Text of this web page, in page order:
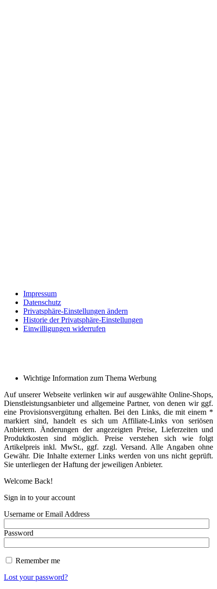
Impressum
Datenschutz
Privatsphäre-Einstellungen ändern
Historie der Privatsphäre-Einstellungen
Einwilligungen widerrufen
Wichtige Information zum Thema Werbung
Auf unserer Webseite verlinken wir auf ausgewählte Online-Shops,
Dienstleistungsanbieter und allgemeine Partner, von denen wir ggf.
eine Provisionsvergütung erhalten. Bei den Links, die mit einem *
markiert sind, handelt es sich um Affiliate-Links von seriösen
Anbietern. Änderungen der angezeigten Preise, Lieferzeiten und
Produktkosten sind möglich. Preise verstehen sich wie folgt
Artikelpreis inkl. MwSt., ggf. zzgl. Versand. Alle Angaben ohne
Gewähr. Die Inhalte externer Links werden von uns nicht geprüft.
Sie unterliegen der Haftung der jeweiligen Anbieter.
Welcome Back!
Sign in to your account
Username or Email Address
Password
Remember me
Lost your password?